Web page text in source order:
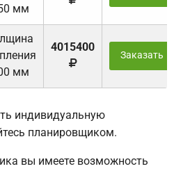
мм
мм
4015400
Заказать
индивидуальную
планировщиком.
вы имеете возможность